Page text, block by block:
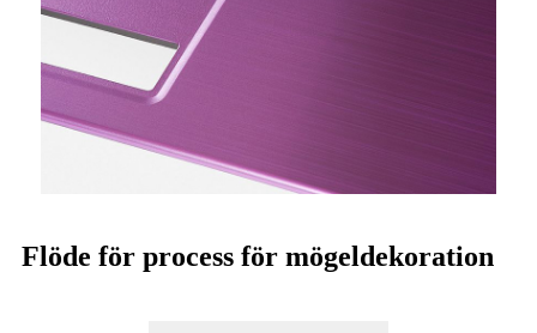
Flöde för process för mögeldekoration